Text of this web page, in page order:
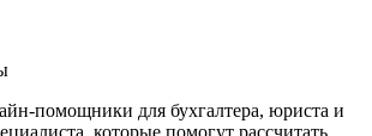
помощники для бухгалтера, юриста и
которые помогут рассчитать